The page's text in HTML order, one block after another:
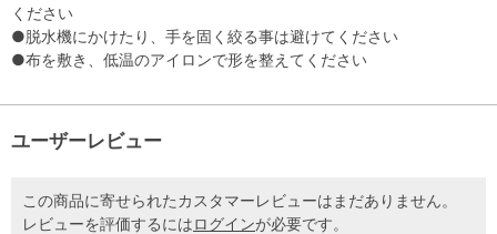
ください
●脱水機にかけたり、手を固く絞る事は避けてください
●布を敷き、低温のアイロンで形を整えてください
ユーザーレビュー
この商品に寄せられたカスタマーレビューはまだありません。
レビューを評価するにはログインが必要です。